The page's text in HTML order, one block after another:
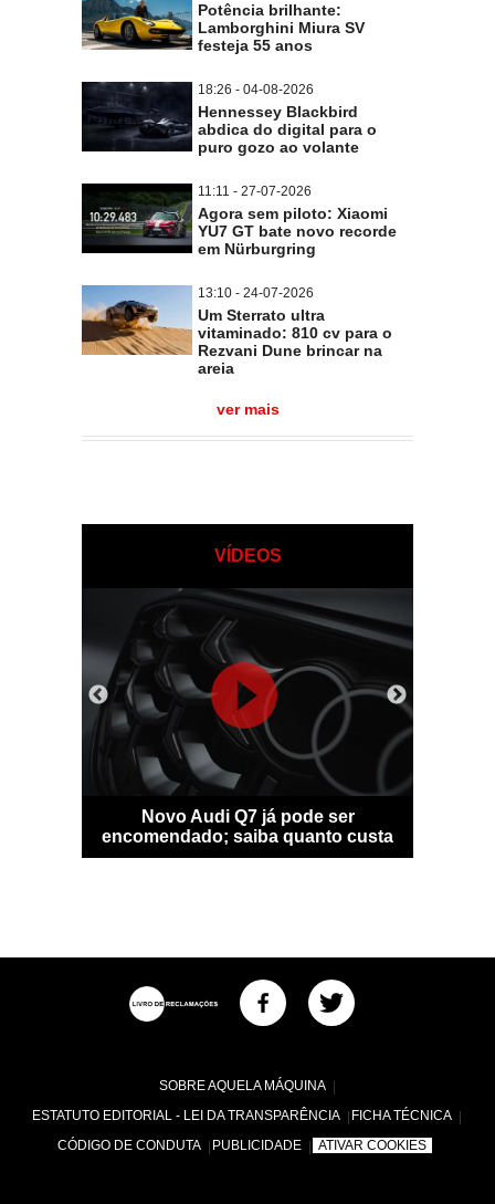
Potência brilhante:
Lamborghini Miura SV
festeja 55 anos
18:26 - 04-08-2026
Hennessey Blackbird
abdica do digital para o
puro gozo ao volante
11:11 - 27-07-2026
Agora sem piloto: Xiaomi
YU7 GT bate novo recorde
em Nürburgring
13:10 - 24-07-2026
Um Sterrato ultra
vitaminado: 810 cv para o
Rezvani Dune brincar na
areia
ver mais
VÍDEOS
Novo Audi Q7 já pode ser
encomendado; saiba quanto custa
SOBRE AQUELA MÁQUINA
ESTATUTO EDITORIAL - LEI DA TRANSPARÊNCIA
FICHA TÉCNICA
CÓDIGO DE CONDUTA
PUBLICIDADE ATIVAR COOKIES